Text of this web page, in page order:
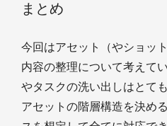
まとめ
今回はアセット（やショッ
内容の整理について考えて
やタスクの洗い出しはとて
アセットの階層構造を決め